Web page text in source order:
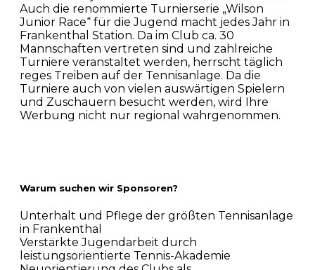
Auch die renommierte Turnierserie „Wilson
Junior Race“ für die Jugend macht jedes Jahr in
Frankenthal Station. Da im Club ca. 30
Mannschaften vertreten sind und zahlreiche
Turniere veranstaltet werden, herrscht täglich
reges Treiben auf der Tennisanlage. Da die
Turniere auch von vielen auswärtigen Spielern
und Zuschauern besucht werden, wird Ihre
Werbung nicht nur regional wahrgenommen.
Warum suchen wir Sponsoren?
Unterhalt und Pflege der größten Tennisanlage
in Frankenthal
Verstärkte Jugendarbeit durch
leistungsorientierte Tennis-Akademie